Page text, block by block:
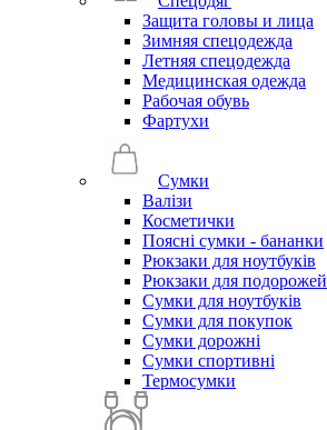
Защита головы и лица
Зимняя спецодежда
Летняя спецодежда
Медицинская одежда
Рабочая обувь
Фартухи
Сумки
Валізи
Косметички
Поясні сумки - бананки
Рюкзаки для ноутбуків
Рюкзаки для подорожей
Сумки для ноутбуків
Сумки для покупок
Сумки дорожні
Сумки спортивні
Термосумки